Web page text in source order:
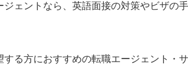
ェントなら、英語面接の対策やビザの
る方におすすめの転職エージェント・